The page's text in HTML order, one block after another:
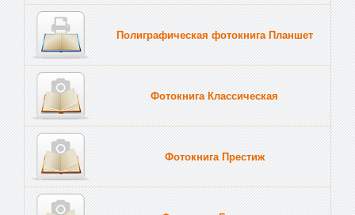
Полиграфическая фотокнига Планшет
Фотокнига Классическая
Фотокнига Престиж